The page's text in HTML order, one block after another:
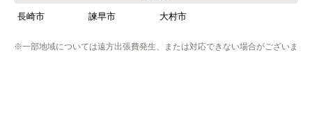
長崎市 諫早市 大村市
※一部地域については遠方出張費発生、または対応できない場合がございま